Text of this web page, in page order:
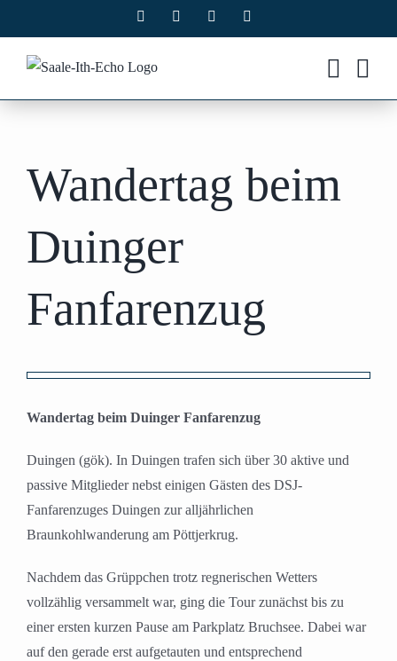
Inhalt
springen
Facebook Instagram
Wandertag beim
Duinger
Fanfarenzug
grösseres
Wandertag beim Duinger Fanfarenzug
Duingen (gök). In Duingen trafen sich über 30 aktive und
passive Mitglieder nebst einigen Gästen des DSJ-
Fanfarenzuges Duingen zur alljährlichen
Braunkohlwanderung am Pöttjerkrug.
Nachdem das Grüppchen trotz regnerischen Wetters
vollzählig versammelt war, ging die Tour zunächst bis zu
einer ersten kurzen Pause am Parkplatz Bruchsee. Dabei war
auf den gerade erst aufgetauten und entsprechend